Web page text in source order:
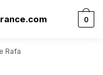
0
Rafa